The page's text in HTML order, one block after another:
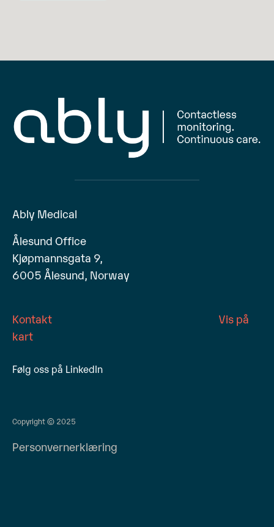
Ably Medical
Ålesund Office
Kjøpmannsgata 9,
6005 Ålesund, Norway
Kontakt
Vis på
kart
Følg oss på LinkedIn
Copyright © 2025
Personvernerklæring